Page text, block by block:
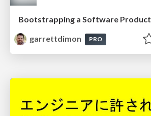
Bootstrapping a Software Product
garrettdimon
PRO